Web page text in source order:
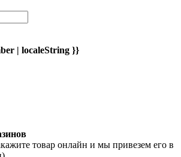
| localeString }}
товар онлайн и мы привезем его в